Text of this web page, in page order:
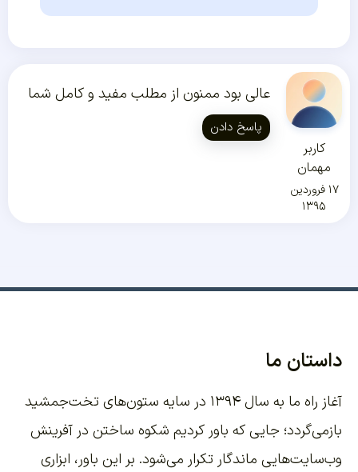
کاربر
مهمان
۱۷ فروردین
۱۳۹۵
عالی بود ممنون از مطلب مفید و کامل شما
پاسخ دادن
داستان ما
آغاز راه ما به سال ۱۳۹۴ در سایه ستون‌های تخت‌جمشید
بازمی‌گردد؛ جایی که باور کردیم شکوه ساختن در آفرینش
وب‌سایت‌هایی ماندگار تکرار می‌شود. بر این باور، ابزاری